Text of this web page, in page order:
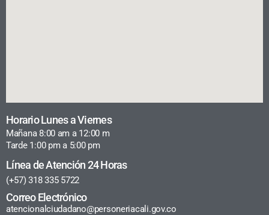
Horario Lunes a Viernes
Mañana 8:00 am a 12:00 m
Tarde 1:00 pm a 5:00 pm
Línea de Atención 24 Horas
(+57) 318 335 5722
Correo Electrónico
atencionalciudadano@personeriacali.gov.co